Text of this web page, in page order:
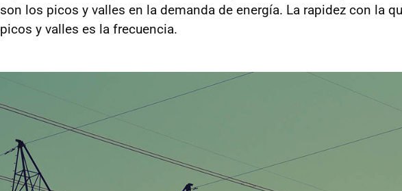
son los picos y valles en la demanda de energía. La rapidez con la
picos y valles es la frecuencia.